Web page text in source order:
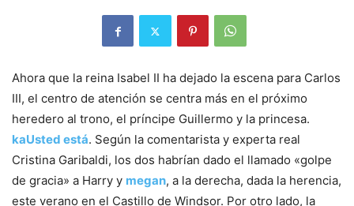
Ahora que la reina Isabel II ha dejado la escena para Carlos
III, el centro de atención se centra más en el próximo
heredero al trono, el príncipe Guillermo y la princesa.
kaUsted está. Según la comentarista y experta real
Cristina Garibaldi, los dos habrían dado el llamado «golpe
de gracia» a Harry y megan, a la derecha, dada la herencia,
este verano en el Castillo de Windsor. Por otro lado, la